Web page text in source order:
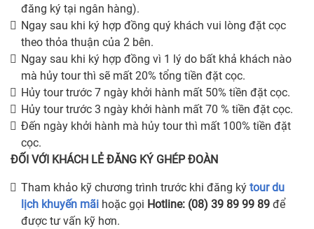
đăng ký tại ngân hàng).
Ngay sau khi ký hợp đồng quý khách vui lòng đặt cọc
theo thỏa thuận của 2 bên.
Ngay sau khi ký hợp đồng vì 1 lý do bất khả khách nào
mà hủy tour thì sẽ mất 20% tổng tiền đặt cọc.
Hủy tour trước 7 ngày khởi hành mất 50% tiền đặt cọc.
Hủy tour trước 3 ngày khởi hành mất 70 % tiền đặt cọc.
Đến ngày khởi hành mà hủy tour thì mất 100% tiền đặt
cọc.
ĐỐI VỚI KHÁCH LẺ ĐĂNG KÝ GHÉP ĐOÀN
Tham khảo kỹ chương trình trước khi đăng ký tour du
lịch khuyến mãi hoặc gọi Hotline: (08) 39 89 99 89 để
được tư vấn kỹ hơn.